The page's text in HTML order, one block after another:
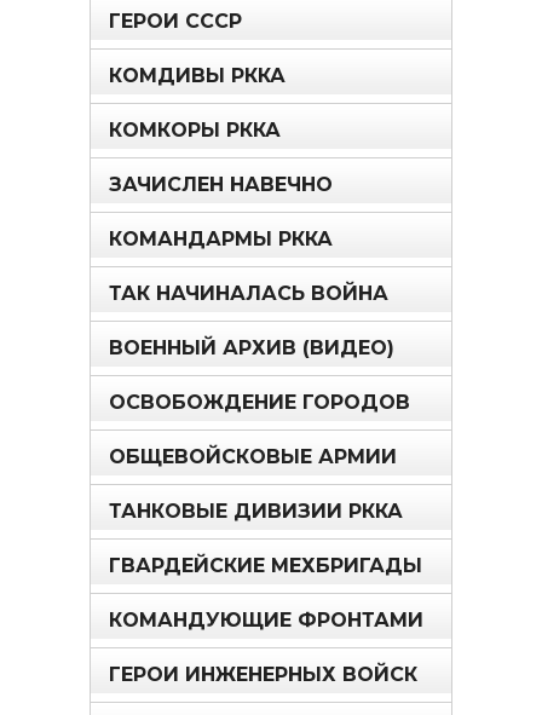
ГЕРОИ СССР
КОМДИВЫ РККА
КОМКОРЫ РККА
ЗАЧИСЛЕН НАВЕЧНО
КОМАНДАРМЫ РККА
ТАК НАЧИНАЛАСЬ ВОЙНА
ВОЕННЫЙ АРХИВ (ВИДЕО)
ОСВОБОЖДЕНИЕ ГОРОДОВ
ОБЩЕВОЙСКОВЫЕ АРМИИ
ТАНКОВЫЕ ДИВИЗИИ РККА
ГВАРДЕЙСКИЕ МЕХБРИГАДЫ
КОМАНДУЮЩИЕ ФРОНТАМИ
ГЕРОИ ИНЖЕНЕРНЫХ ВОЙСК